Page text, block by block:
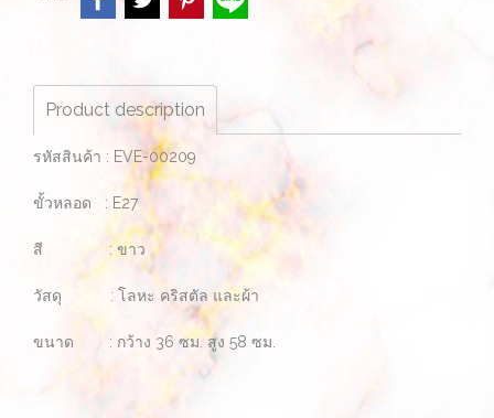
Product description
รหัสสินค้า : EVE-00209
ขั้วหลอด : E27
สี : ขาว
วัสดุ : โลหะ คริสตัล และผ้า
ขนาด : กว้าง 36 ซม. สูง 58 ซม.